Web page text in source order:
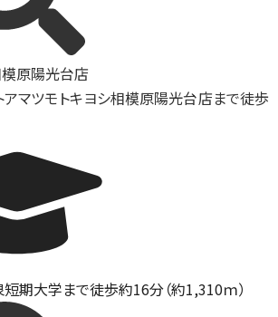
アマツモトキヨシ相模原陽光台店まで徒歩
期大学まで徒歩約16分（約1,310ｍ）